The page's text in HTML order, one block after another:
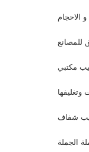
الاحجام
مكتبي
شفاف
الجملة